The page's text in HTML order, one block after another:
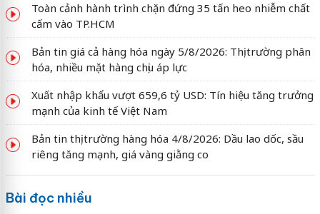
Toàn cảnh hành trình chặn đứng 35 tấn heo nhiễm chất
cấm vào TP.HCM
Bản tin giá cả hàng hóa ngày 5/8/2026: Thị trường phân
hóa, nhiều mặt hàng chịu áp lực
Xuất nhập khẩu vượt 659,6 tỷ USD: Tín hiệu tăng trưởng
mạnh của kinh tế Việt Nam
Bản tin thị trường hàng hóa 4/8/2026: Dầu lao dốc, sầu
riêng tăng mạnh, giá vàng giằng co
Bài đọc nhiều